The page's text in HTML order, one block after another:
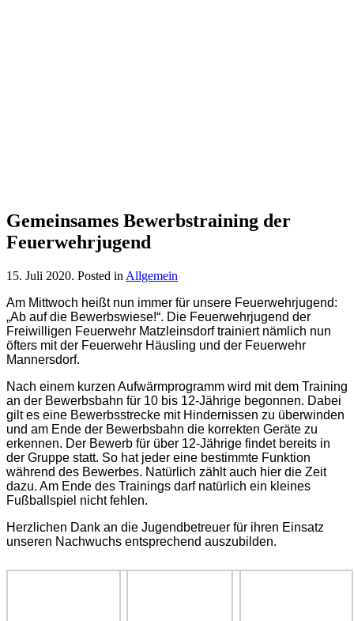
Gemeinsames Bewerbstraining der
Feuerwehrjugend
15. Juli 2020. Posted in Allgemein
Am Mittwoch heißt nun immer für unsere Feuerwehrjugend:
„Ab auf die Bewerbswiese!“. Die Feuerwehrjugend der
Freiwilligen Feuerwehr Matzleinsdorf trainiert nämlich nun
öfters mit der Feuerwehr Häusling und der Feuerwehr
Mannersdorf.
Nach einem kurzen Aufwärmprogramm wird mit dem Training
an der Bewerbsbahn für 10 bis 12-Jährige begonnen. Dabei
gilt es eine Bewerbsstrecke mit Hindernissen zu überwinden
und am Ende der Bewerbsbahn die korrekten Geräte zu
erkennen. Der Bewerb für über 12-Jährige findet bereits in
der Gruppe statt. So hat jeder eine bestimmte Funktion
während des Bewerbes. Natürlich zählt auch hier die Zeit
dazu. Am Ende des Trainings darf natürlich ein kleines
Fußballspiel nicht fehlen.
Herzlichen Dank an die Jugendbetreuer für ihren Einsatz
unseren Nachwuchs entsprechend auszubilden.